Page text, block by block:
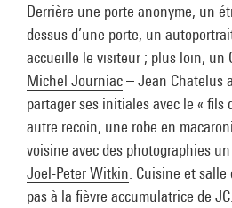
Derrière une porte anonyme, un
dessus d’une porte, un
accueille le visiteur ; plus loin, un
Michel Journiac– Jean Chatelus
partager ses initiales avec le « fils
autre recoin, une robe en
voisine avec des photographies
Joel-Peter Witkin . Cuisine et
pas à la fièvre accumulatrice de